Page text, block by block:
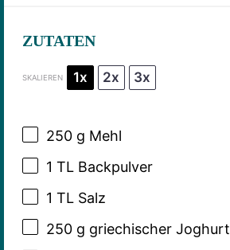
ZUTATEN
SKALIEREN 1x 2x 3x
250 g Mehl
1 TL Backpulver
1 TL Salz
250 g griechischer Joghurt